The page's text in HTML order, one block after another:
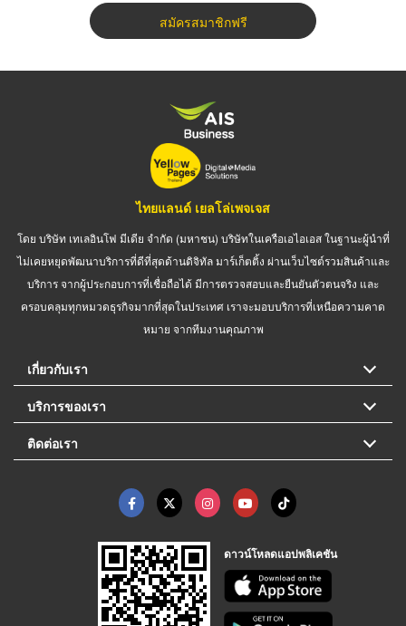
สมัครสมาชิกฟรี
ไทยแลนด์ เยลโล่เพจเจส
โดย บริษัท เทเลอินโฟ มีเดีย จำกัด (มหาชน) บริษัทในเครือเอไอเอส ในฐานะผู้นำที่
ไม่เคยหยุดพัฒนาบริการที่ดีที่สุดด้านดิจิทัล มาร์เก็ตติ้ง ผ่านเว็บไซต์รวมสินค้าและ
บริการ จากผู้ประกอบการที่เชื่อถือได้ มีการตรวจสอบและยืนยันตัวตนจริง และ
ครอบคลุมทุกหมวดธุรกิจมากที่สุดในประเทศ เราจะมอบบริการที่เหนือความคาด
หมาย จากทีมงานคุณภาพ
เกี่ยวกับเรา
บริการของเรา
ติดต่อเรา
ดาวน์โหลดแอปพลิเคชัน